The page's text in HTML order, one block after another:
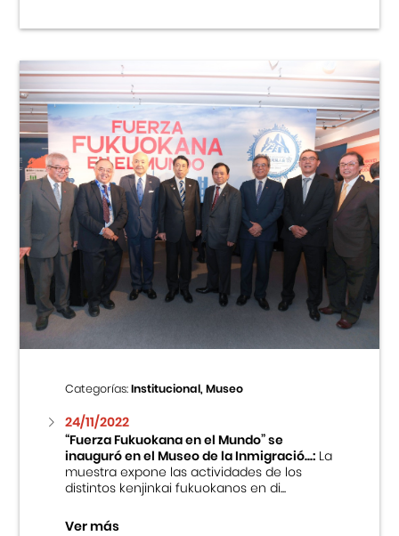
Categorías:Institucional, Museo
24/11/2022
“Fuerza Fukuokana en el Mundo” se
inauguró en el Museo de la Inmigració...:La
muestra expone las actividades de los
distintos kenjinkai fukuokanos en di...
Ver más